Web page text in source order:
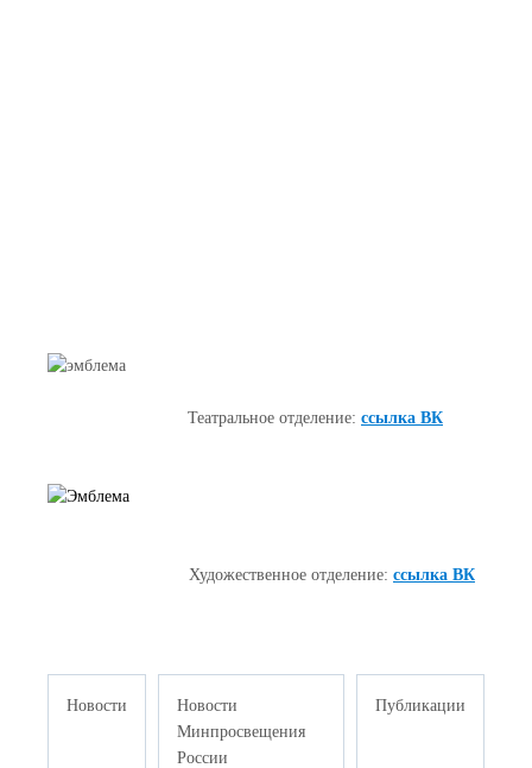
Театральное отделение: ссылка ВК
Художественное отделение: ссылка ВК
Новости
Новости
Минпросвещения
России
Публикации